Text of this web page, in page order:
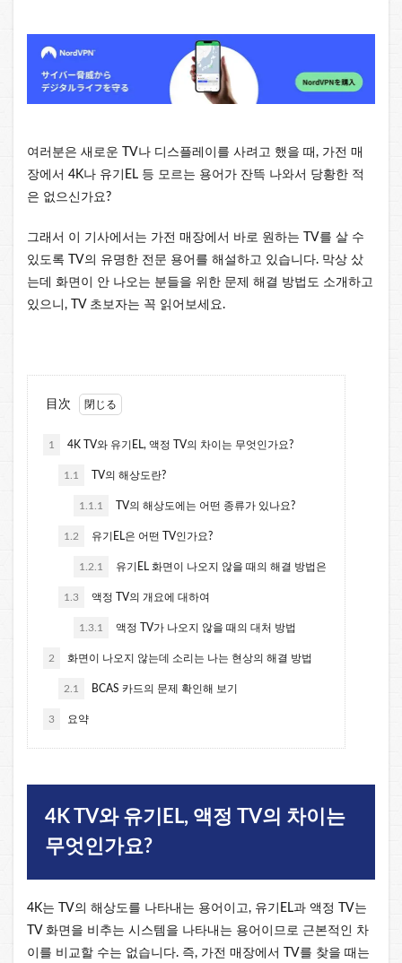
여러분은 새로운 TV나 디스플레이를 사려고 했을 때, 가전 매
장에서 4K나 유기EL 등 모르는 용어가 잔뜩 나와서 당황한 적
은 없으신가요?
그래서 이 기사에서는 가전 매장에서 바로 원하는 TV를 살 수
있도록 TV의 유명한 전문 용어를 해설하고 있습니다. 막상 샀
는데 화면이 안 나오는 분들을 위한 문제 해결 방법도 소개하고
있으니, TV 초보자는 꼭 읽어보세요.
目次
1 4K TV와 유기EL, 액정 TV의 차이는 무엇인가요?
1.1 TV의 해상도란?
1.1.1 TV의 해상도에는 어떤 종류가 있나요?
1.2 유기EL은 어떤 TV인가요?
1.2.1 유기EL 화면이 나오지 않을 때의 해결 방법은
1.3 액정 TV의 개요에 대하여
1.3.1 액정 TV가 나오지 않을 때의 대처 방법
2 화면이 나오지 않는데 소리는 나는 현상의 해결 방법
2.1 BCAS 카드의 문제 확인해 보기
3 요약
4K TV와 유기EL, 액정 TV의 차이는
무엇인가요?
4K는 TV의 해상도를 나타내는 용어이고, 유기EL과 액정 TV는
TV 화면을 비추는 시스템을 나타내는 용어이므로 근본적인 차
이를 비교할 수는 없습니다. 즉, 가전 매장에서 TV를 찾을 때는